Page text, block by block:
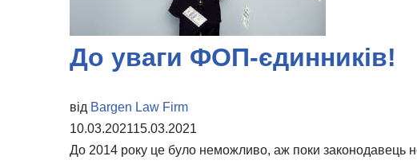
До уваги ФОП-єдинників!
від Bargen Law Firm
10.03.202115.03.2021
До 2014 року це було неможливо, аж поки законодавець